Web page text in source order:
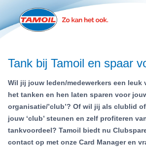
Ga naar hoofdinhoud
Tank bij Tamoil en spaar
Wil jij jouw leden/medewerkers een leuk
het tanken en hen laten sparen voor
organisatie/’club’? Of wil jij als clublid
jouw ‘club’ steunen en zelf profiteren
tankvoordeel? Tamoil biedt nu
contact op met onze Card Manager en